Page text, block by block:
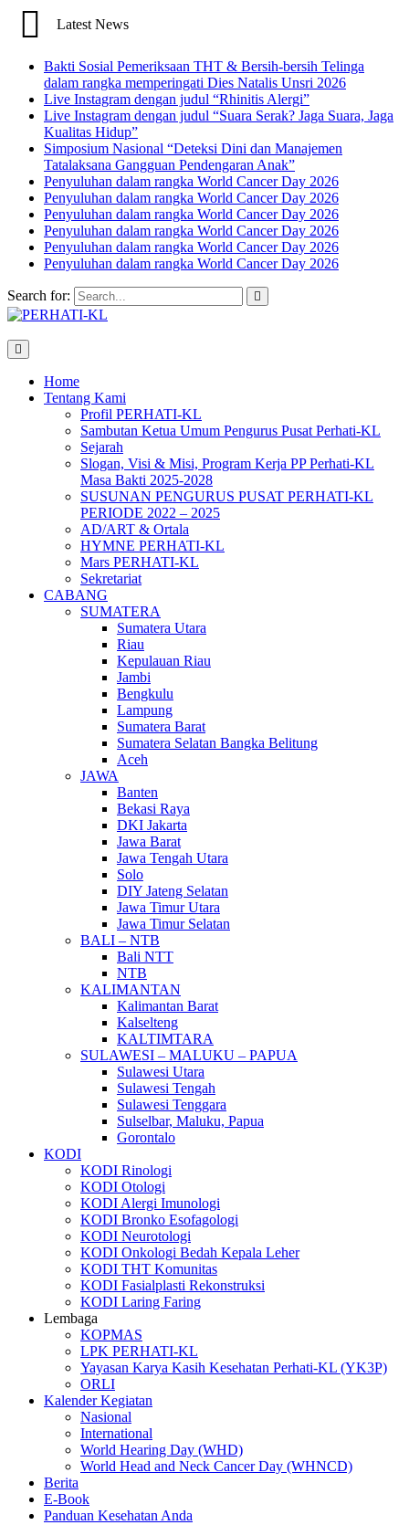
Latest News
Bakti Sosial Pemeriksaan THT & Bersih-bersih Telinga
dalam rangka memperingati Dies Natalis Unsri 2026
Live Instagram dengan judul “Rhinitis Alergi”
Live Instagram dengan judul “Suara Serak? Jaga Suara, Jaga
Kualitas Hidup”
Simposium Nasional “Deteksi Dini dan Manajemen
Tatalaksana Gangguan Pendengaran Anak”
Penyuluhan dalam rangka World Cancer Day 2026
Penyuluhan dalam rangka World Cancer Day 2026
Penyuluhan dalam rangka World Cancer Day 2026
Penyuluhan dalam rangka World Cancer Day 2026
Penyuluhan dalam rangka World Cancer Day 2026
Penyuluhan dalam rangka World Cancer Day 2026
Search for:
Home
Tentang Kami
Profil PERHATI-KL
Sambutan Ketua Umum Pengurus Pusat Perhati-KL
Sejarah
Slogan, Visi & Misi, Program Kerja PP Perhati-KL
Masa Bakti 2025-2028
SUSUNAN PENGURUS PUSAT PERHATI-KL
PERIODE 2022 – 2025
AD/ART & Ortala
HYMNE PERHATI-KL
Mars PERHATI-KL
Sekretariat
CABANG
SUMATERA
Sumatera Utara
Riau
Kepulauan Riau
Jambi
Bengkulu
Lampung
Sumatera Barat
Sumatera Selatan Bangka Belitung
Aceh
JAWA
Banten
Bekasi Raya
DKI Jakarta
Jawa Barat
Jawa Tengah Utara
Solo
DIY Jateng Selatan
Jawa Timur Utara
Jawa Timur Selatan
BALI – NTB
Bali NTT
NTB
KALIMANTAN
Kalimantan Barat
Kalselteng
KALTIMTARA
SULAWESI – MALUKU – PAPUA
Sulawesi Utara
Sulawesi Tengah
Sulawesi Tenggara
Sulselbar, Maluku, Papua
Gorontalo
KODI
KODI Rinologi
KODI Otologi
KODI Alergi Imunologi
KODI Bronko Esofagologi
KODI Neurotologi
KODI Onkologi Bedah Kepala Leher
KODI THT Komunitas
KODI Fasialplasti Rekonstruksi
KODI Laring Faring
Lembaga
KOPMAS
LPK PERHATI-KL
Yayasan Karya Kasih Kesehatan Perhati-KL (YK3P)
ORLI
Kalender Kegiatan
Nasional
International
World Hearing Day (WHD)
World Head and Neck Cancer Day (WHNCD)
Berita
E-Book
Panduan Kesehatan Anda